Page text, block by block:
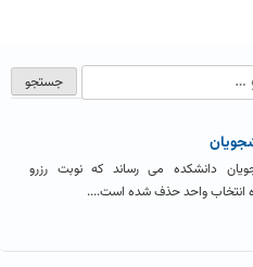
دانشکده می رساند که نوبت رزرو
انتخاب واحد حذف شده است....